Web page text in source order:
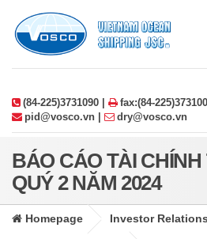
(84-225)3731090 |
fax:(84-
pid@vosco.vn |
dry@vosco.vn
BÁO CÁO TÀI
QUÝ 2 NĂM 2024
Homepage Investor Relations